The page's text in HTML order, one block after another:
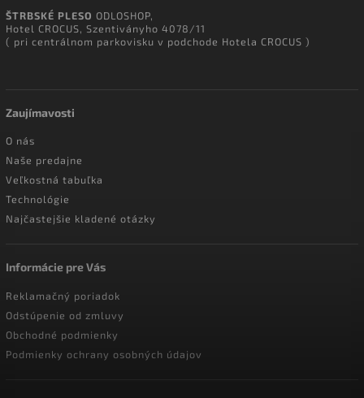
ŠTRBSKÉ PLESO ODLOSHOP,
Hotel CROCUS, Szentiványho 4078/11
( pri centrálnom parkovisku v podchode Hotela CROCUS )
Zaujímavosti
O nás
Naše predajne
Veľkostná tabuľka
Technológie
Najčastejšie kladené otázky
Informácie pre Vás
Reklamačný poriadok
Odstúpenie od zmluvy
Obchodné podmienky
Podmienky ochrany osobných údajov